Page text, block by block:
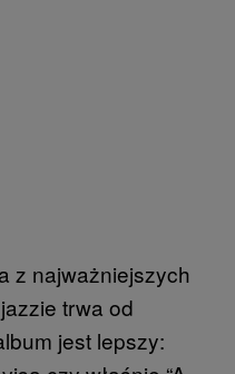
z najważniejszych
trwa od
jest lepszy: